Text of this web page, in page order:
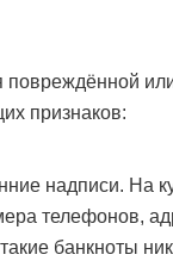
повреждённой
признаков:
надписи. На
телефонов,
банкноты